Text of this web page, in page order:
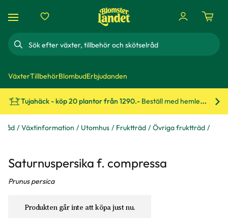
Sök
VäxterTillbehörBlombudErbjudanden
Tujahäck - köp 20 plantor från 1290.- Beställ med hemleverans!
råd Växtinformation Utomhus Fruktträd Övriga fruktträd
Saturnuspersika f. compressa
Prunus persica
Produkten går inte att köpa just nu.